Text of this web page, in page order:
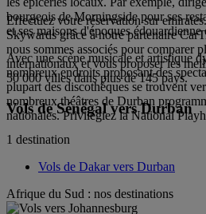
bourgeois de Morningside pour ses
et ses maisons d'époques
Avec une scène musicale et artistique
nombreux endroits proposant des
plupart des discothèques se trouvent
nombreux théâtres de Durban
nationales. Privilégiez la National
Effectuez votre réservation sur
Skywards grâce à notre partenaire
nous sommes associés pour comparer
internationaux et vous proposer les
50 000 villes dans plus de 145 pays.
Vols de Sénégal vers Durban
1 destination
Vols de Dakar vers Durban
Afrique du Sud : nos destinations